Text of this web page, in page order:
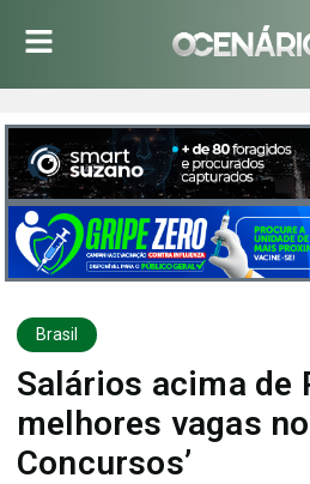
Brasil
Salários acima de
melhores vagas
Concursos’